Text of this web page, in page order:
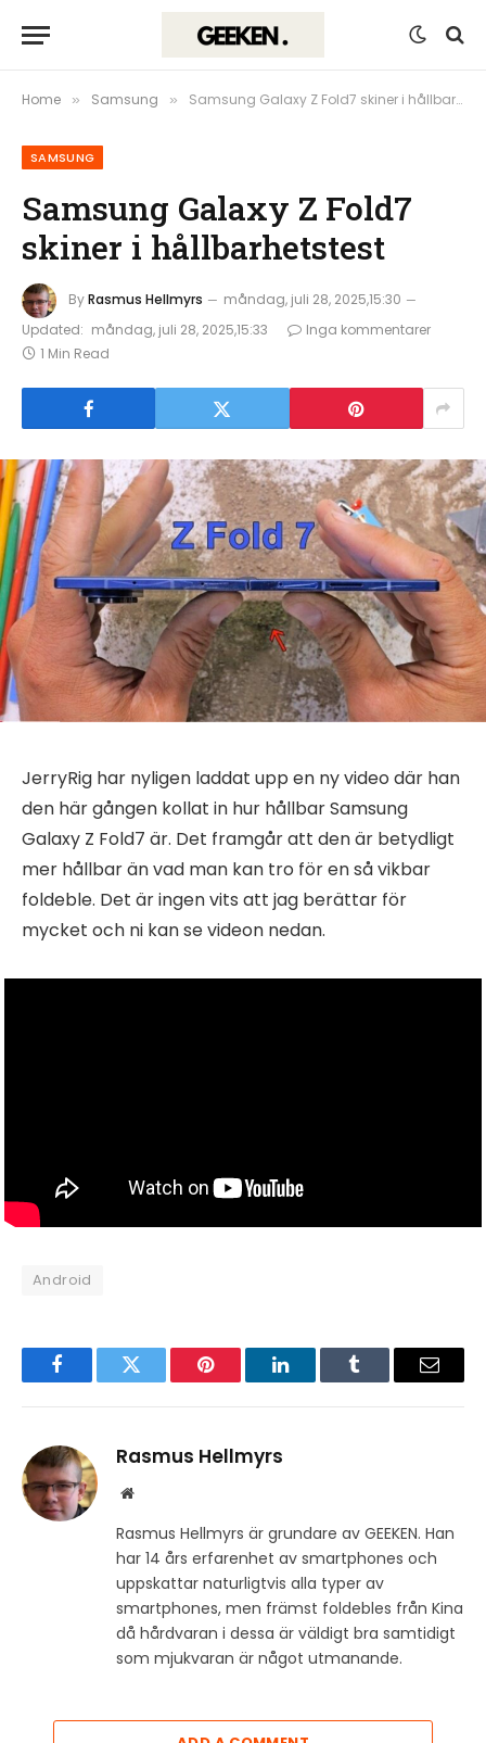
Home » Samsung » Samsung Galaxy Z Fold7 skiner i hållbarhetstest
SAMSUNG
Samsung Galaxy Z Fold7
skiner i hållbarhetstest
ByRasmus Hellmyrs
måndag, juli 28, 2025,15:30
Updated: måndag, juli 28, 2025,15:33
Inga kommentarer
1 Min Read
JerryRig har nyligen laddat upp en ny video där han
den här gången kollat in hur hållbar Samsung
Galaxy Z Fold7 är. Det framgår att den är betydligt
mer hållbar än vad man kan tro för en så vikbar
foldeble. Det är ingen vits att jag berättar för
mycket och ni kan se videon nedan.
Android
FacebookTwitter Pinterest LinkedInTumblr Email
Rasmus Hellmyrs
Website
Rasmus Hellmyrs är grundare av GEEKEN. Han
har 14 års erfarenhet av smartphones och
uppskattar naturligtvis alla typer av
smartphones, men främst foldebles från Kina
då hårdvaran i dessa är väldigt bra samtidigt
som mjukvaran är något utmanande.